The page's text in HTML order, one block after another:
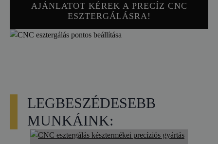
AJÁNLATOT KÉREK A PRECÍZ CNC
ESZTERGÁLÁSRA!
LEGBESZÉDESEBB
MUNKÁINK: